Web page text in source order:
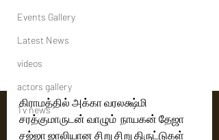
Events Gallery
Latest News
videos
actors gallery
Tv news
கிராமத்தில் அக்கா வரலக்ஷ்மி
சரத்குமாருடன் வாழும்  நாயகன் தேஜா
சஜ்ஜா ஜாலியான சிறு சிறு திருட்டுகள்